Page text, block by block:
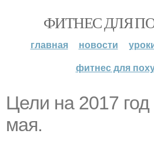
ФИТНЕС ДЛЯ
главная новости
фитнес для
Цели на 2017 год
мая.